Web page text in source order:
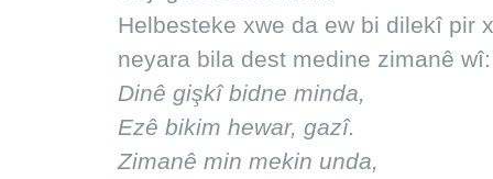
Helbesteke xwe da ew bi dilekî pir
neyara bila dest medine zimanê wî:
Dinê gişkî bidne minda,
Ezê bikim hewar, gazî.
Zimanê min mekin unda,